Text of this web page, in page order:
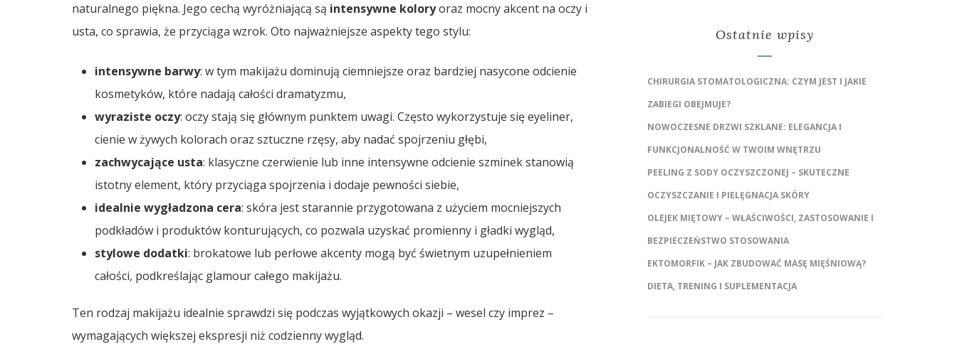
naturalnego piękna. Jego cechą wyróżniającą są intensywne koloryoraz mocny akcent na oczy i
usta, co sprawia, że przyciąga wzrok. Oto najważniejsze aspekty tego stylu:
intensywne barwy: w tym makijażu dominują ciemniejsze oraz bardziej nasycone odcienie
kosmetyków, które nadają całości dramatyzmu,
wyraziste oczy: oczy stają się głównym punktem uwagi. Często wykorzystuje się eyeliner,
cienie w żywych kolorach oraz sztuczne rzęsy, aby nadać spojrzeniu głębi,
zachwycające usta: klasyczne czerwienie lub inne intensywne odcienie szminek stanowią
istotny element, który przyciąga spojrzenia i dodaje pewności siebie,
idealnie wygładzona cera: skóra jest starannie przygotowana z użyciem mocniejszych
podkładów i produktów konturujących, co pozwala uzyskać promienny i gładki wygląd,
stylowe dodatki: brokatowe lub perłowe akcenty mogą być świetnym uzupełnieniem
całości, podkreślając glamour całego makijażu.
Ten rodzaj makijażu idealnie sprawdzi się podczas wyjątkowych okazji – wesel czy imprez –
wymagających większej ekspresji niż codzienny wygląd.
Ostatnie wpisy
CHIRURGIA STOMATOLOGICZNA: CZYM JEST I JAKIE
ZABIEGI OBEJMUJE?
NOWOCZESNE DRZWI SZKLANE: ELEGANCJA I
FUNKCJONALNOŚĆ W TWOIM WNĘTRZU
PEELING Z SODY OCZYSZCZONEJ – SKUTECZNE
OCZYSZCZANIE I PIELĘGNACJA SKÓRY
OLEJEK MIĘTOWY – WŁAŚCIWOŚCI, ZASTOSOWANIE I
BEZPIECZEŃSTWO STOSOWANIA
EKTOMORFIK – JAK ZBUDOWAĆ MASĘ MIĘŚNIOWĄ?
DIETA, TRENING I SUPLEMENTACJA